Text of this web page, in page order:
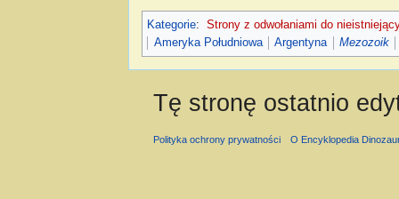
Kategorie:
Strony z odwołaniami do
Ameryka Południowa
Argentyna Mezozoik
Tę stronę ostatnio
Polityka ochrony prywatności O Encyklopedia